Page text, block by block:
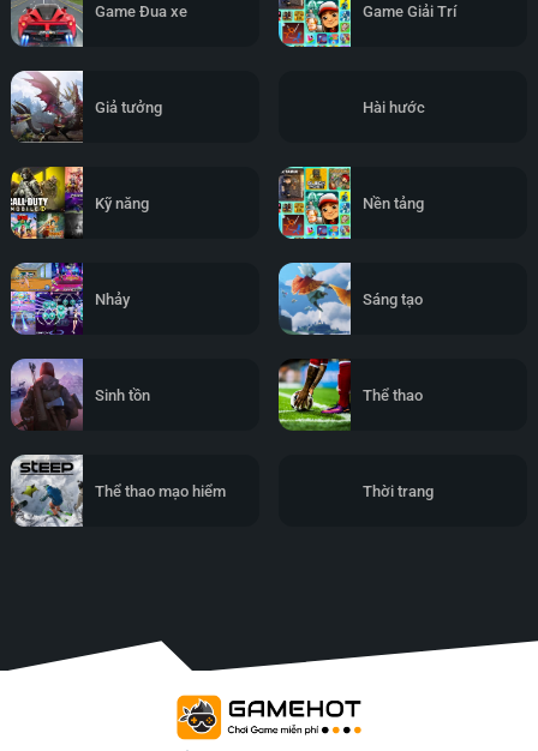
Game Đua xe Game Giải Trí
Giả tưởng Hài hước
Kỹ năng Nền tảng
Nhảy Sáng tạo
Sinh tồn Thể thao
Thể thao mạo hiểm Thời trang